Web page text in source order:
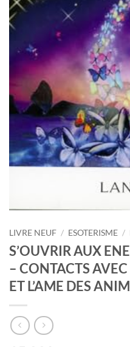
LIVRE NEUF / ESOTERISME /
S’OUVRIR AUX
– CONTACTS AVEC
ET L’AME DES